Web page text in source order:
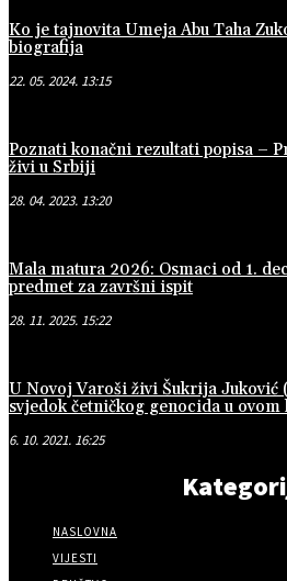
Ko je tajnovita Umeja Abu Taha
biografija
22. 05. 2024. 13:15
Poznati konačni rezultati popisa –
živi u Srbiji
28. 04. 2023. 13:20
Mala matura 2026: Osmaci od 1.
predmet za završni ispit
28. 11. 2025. 15:22
U Novoj Varoši živi Šukrija Juković
svjedok četničkog genocida u ovom
6. 10. 2021. 16:25
NASLOVNA
VIJESTI